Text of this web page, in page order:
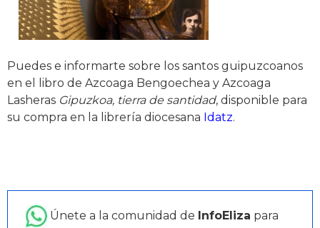
Puedes e informarte sobre los santos guipuzcoanos
en el libro de Azcoaga Bengoechea y Azcoaga
Lasheras Gipuzkoa, tierra de santidad, disponible para
su compra en la librería diocesana Idatz.
Únete a la comunidad de InfoEliza para